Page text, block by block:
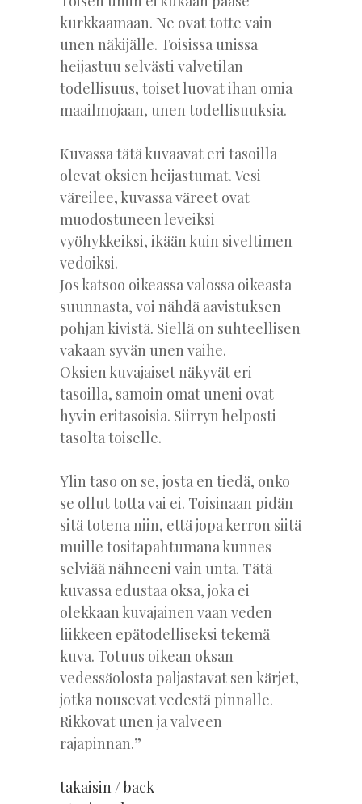
kurkkaamaan. Ne ovat totte vain
unen näkijälle. Toisissa unissa
heijastuu selvästi valvetilan
todellisuus, toiset luovat ihan omia
maailmojaan, unen todellisuuksia.
Kuvassa tätä kuvaavat eri tasoilla
olevat oksien heijastumat. Vesi
väreilee, kuvassa väreet ovat
muodostuneen leveiksi
vyöhykkeiksi, ikään kuin siveltimen
vedoiksi.
Jos katsoo oikeassa valossa oikeasta
suunnasta, voi nähdä aavistuksen
pohjan kivistä. Siellä on suhteellisen
vakaan syvän unen vaihe.
Oksien kuvajaiset näkyvät eri
tasoilla, samoin omat uneni ovat
hyvin eritasoisia. Siirryn helposti
tasolta toiselle.
Ylin taso on se, josta en tiedä, onko
se ollut totta vai ei. Toisinaan pidän
sitä totena niin, että jopa kerron siitä
muille tositapahtumana kunnes
selviää nähneeni vain unta. Tätä
kuvassa edustaa oksa, joka ei
olekkaan kuvajainen vaan veden
liikkeen epätodelliseksi tekemä
kuva. Totuus oikean oksan
vedessäolosta paljastavat sen kärjet,
jotka nousevat vedestä pinnalle.
Rikkovat unen ja valveen
rajapinnan.”
takaisin / back